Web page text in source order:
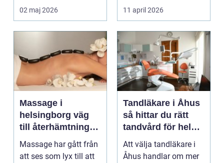
i Svedala handlar v...
02 maj 2026
vara svag....
11 april 2026
Massage i
helsingborg väg
till återhämtning
och hållbar hälsa
Massage har gått från
att ses som lyx till att
Tandläkare i Åhus
så hittar du rätt
tandvård för hela
familjen
Att välja tandläkare i
Åhus handlar om mer